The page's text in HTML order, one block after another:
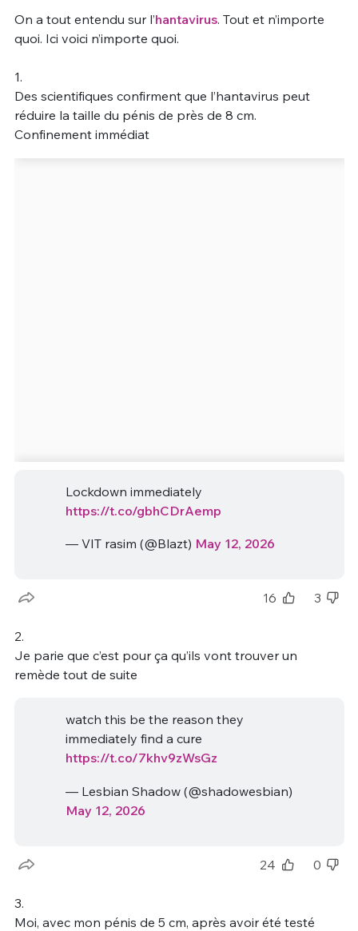
On a tout entendu sur l’hantavirus. Tout et n’importe
quoi. Ici voici n’importe quoi.
1.
Des scientifiques confirment que l’hantavirus peut
réduire la taille du pénis de près de 8 cm.
Confinement immédiat
Lockdown immediately
https://t.co/gbhCDrAemp
— VIT rasim (@Blazt) May 12, 2026
16 3
2.
Je parie que c’est pour ça qu’ils vont trouver un
remède tout de suite
watch this be the reason they
immediately find a cure
https://t.co/7khv9zWsGz
— Lesbian Shadow (@shadowesbian)
May 12, 2026
24 0
3.
Moi, avec mon pénis de 5 cm, après avoir été testé